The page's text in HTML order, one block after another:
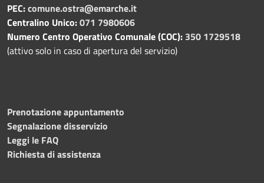
PEC:comune.ostra@emarche.it
Centralino Unico:071 7980606
Numero Centro Operativo Comunale (COC): 350 1729518
(attivo solo in caso di apertura del servizio)
Prenotazione appuntamento
Segnalazione disservizio
Leggi le FAQ
Richiesta di assistenza